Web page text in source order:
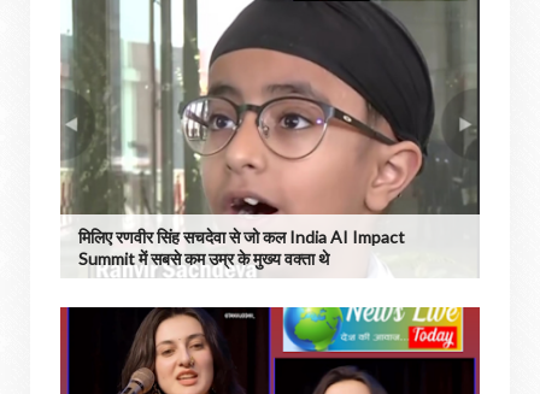
मिलिए रणवीर सिंह सचदेवा से जो कल India AI Impact
Summit में सबसे कम उम्र के मुख्य वक्ता थे